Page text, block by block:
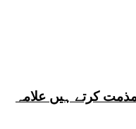
کرتے ہیں علامہ